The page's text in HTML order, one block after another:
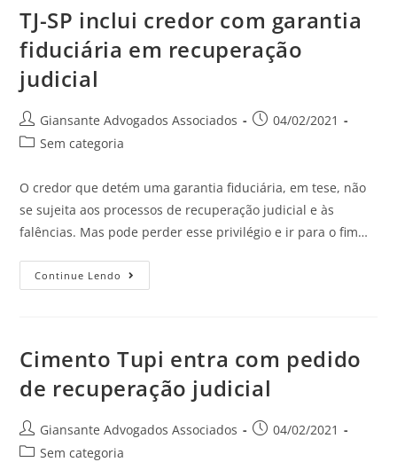
TJ-SP inclui credor com garantia
fiduciária em recuperação
judicial
Giansante Advogados Associados
04/02/2021
Sem categoria
O credor que detém uma garantia fiduciária, em tese, não
se sujeita aos processos de recuperação judicial e às
falências. Mas pode perder esse privilégio e ir para o fim…
Continue Lendo
Cimento Tupi entra com pedido
de recuperação judicial
Giansante Advogados Associados
04/02/2021
Sem categoria